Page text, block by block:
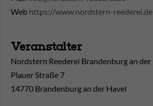
Web https://www.nordstern-reederei.de
Veranstalter
Nordstern Reederei Brandenburg an der
Plauer Straße 7
14770 Brandenburg an der Havel